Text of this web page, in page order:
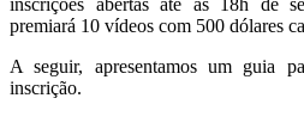
inscrições abertas até as 18h de
premiará 10 vídeos com 500 dólares
A seguir, apresentamos um guia
inscrição.